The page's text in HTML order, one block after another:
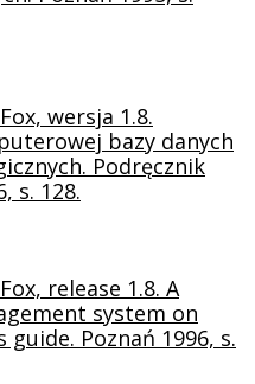
wersja 1.8.
bazy danych
Podręcznik
s. 128.
release 1.8. A
system on
Poznań 1996, s.